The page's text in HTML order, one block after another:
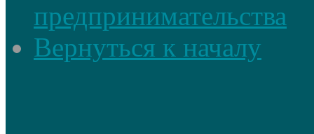
предпринимательства
Вернуться к началу